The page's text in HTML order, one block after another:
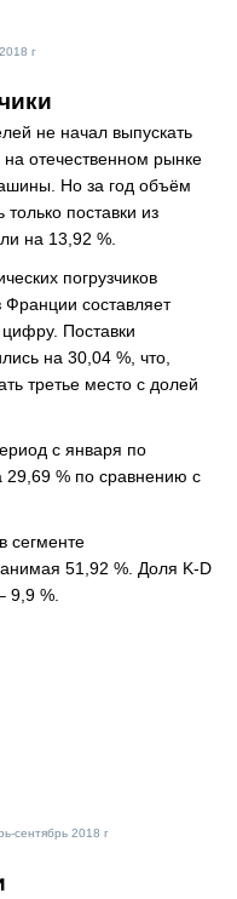
г
не начал выпускать
отечественном рынке
Но за год объём
поставки из
на 13,92 %.
погрузчиков
составляет
Поставки
на 30,04 %, что,
третье место с долей
с января по
29,69 % по сравнению с
сегменте
51,92 %. Доля K-D
9,9 %.
сентябрь 2018 г